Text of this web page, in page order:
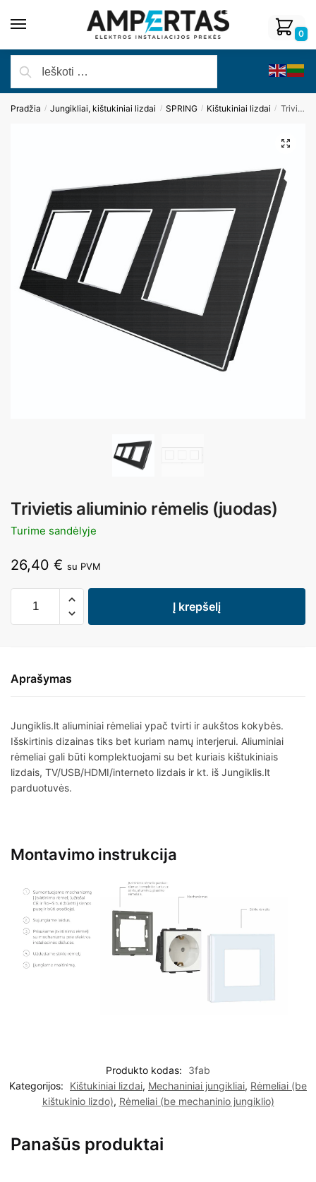
0
Pradžia / Jungikliai, kištukiniai lizdai / SPRING / Kištukiniai lizdai / Trivietis aliuminio rėmelis (juodas)
Trivietis aliuminio rėmelis (juodas)
Turime sandėlyje
26,40 € su PVM
Į krepšelį
Aprašymas
Jungiklis.lt aliuminiai rėmeliai ypač tvirti ir aukštos kokybės.
Išskirtinis dizainas tiks bet kuriam namų interjerui. Aliuminiai
rėmeliai gali būti komplektuojami su bet kuriais kištukiniais
lizdais, TV/USB/HDMI/interneto lizdais ir kt. iš Jungiklis.lt
parduotuvės.
Montavimo instrukcija
Produkto kodas:
3fab
Kategorijos:
Kištukiniai lizdai, Mechaniniai jungikliai, Rėmeliai (be
kištukinio lizdo), Rėmeliai (be mechaninio jungiklio)
Panašūs produktai